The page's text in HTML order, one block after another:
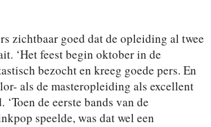
zichtbaar goed dat de opleiding al twee
‘Het feest begin oktober in de
bezocht en kreeg goede pers. En
als de masteropleiding als excellent
de eerste bands van de
speelde, was dat wel een